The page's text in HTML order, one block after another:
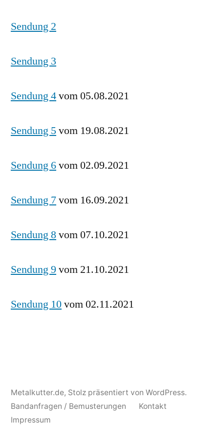
Sendung 2
Sendung 3
Sendung 4vom 05.08.2021
Sendung 5vom 19.08.2021
Sendung 6vom 02.09.2021
Sendung 7vom 16.09.2021
Sendung 8vom 07.10.2021
Sendung 9 vom 21.10.2021
Sendung 10vom 02.11.2021
Metalkutter.de, Stolz präsentiert von WordPress.
Bandanfragen / Bemusterungen
Kontakt
Impressum